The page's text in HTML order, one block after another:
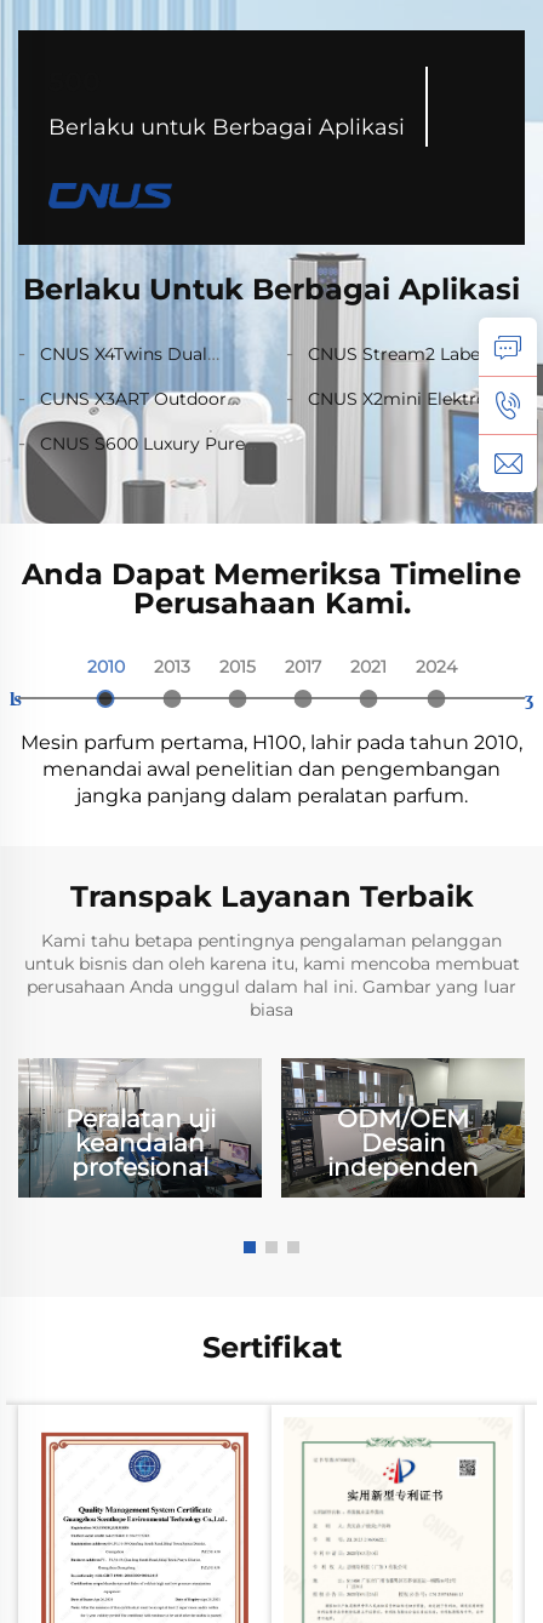
Berlaku untuk Berbagai Aplikasi
Berlaku Untuk Berbagai Aplikasi
CNUS X4Twins Dual
Nozzle Dinding
Pemancar Nebulizer
Aromaterapi Listrik USB
Penyebar Aroma Untuk
Rumah 200cbm
CNUS Stream2 Label
Pribadi Aluminium Alloy
Plug In 150ml Flora
Aroma Oil Cold Mist
Wireless Smart WIFI
Control Aroma Diffuser
CUNS X3ART Outdoor
Diffuser Minyak Esensial
Tanpa Air Diffusion
Aroma Diffuser Mobil Air
Freshener Tanpa Air
CNUS X2mini Elektronik
Rumah Airless Aroma
Aroma Minyak pintar
Aroma Diffuser Mesin
CNUS S600 Luxury Pure
Essential Oil Perfume
Machine Custom Logo
Aroma Diffuser Wifi
udara listrik
Anda Dapat Memeriksa Timeline
Perusahaan Kami.
2010 2013 2015 2017 2021 2024
ʪ ʒ
Mesin parfum pertama, H100, lahir pada tahun 2010,
menandai awal penelitian dan pengembangan
jangka panjang dalam peralatan parfum.
Transpak Layanan Terbaik
Kami tahu betapa pentingnya pengalaman pelanggan
untuk bisnis dan oleh karena itu, kami mencoba membuat
perusahaan Anda unggul dalam hal ini. Gambar yang luar
biasa
Peralatan uji
keandalan
profesional
ODM/OEM
Desain
independen
Sertifikat